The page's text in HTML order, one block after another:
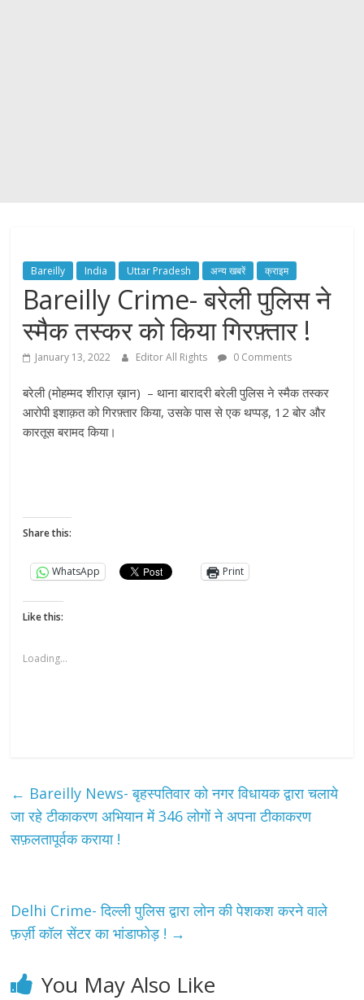
Bareilly India Uttar Pradesh अन्य खबरें क्राइम
Bareilly Crime- बरेली पुलिस ने
स्मैक तस्कर को किया गिरफ़्तार !
January 13, 2022 Editor All Rights 0 Comments
बरेली (मोहम्मद शीराज़ ख़ान) – थाना बारादरी बरेली पुलिस ने स्मैक तस्कर
आरोपी इशाक़त को गिरफ़्तार किया, उसके पास से एक थप्पड़, 12 बोर और
कारतूस बरामद किया।
Share this:
WhatsApp Print
Like this:
Loading...
← Bareilly News- बृहस्पतिवार को नगर विधायक द्वारा चलाये
जा रहे टीकाकरण अभियान में 346 लोगों ने अपना टीकाकरण
सफ़लतापूर्वक कराया !
Delhi Crime- दिल्ली पुलिस द्वारा लोन की पेशकश करने वाले
फ़र्ज़ी कॉल सेंटर का भांडाफोड़ ! →
You May Also Like